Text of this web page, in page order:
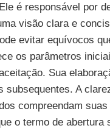
é responsável por
visão clara e
evitar equívocos
os parâmetros
Sua
A
compreendam
o termo de abertura